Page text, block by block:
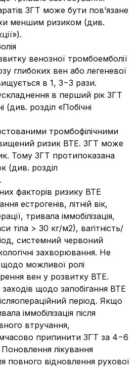
ЗГТ може бути пов’язане
меншим ризиком (див.
венозної тромбоемболії
глибоких вен або легеневої
в 1, 3−3 рази.
в перший рік ЗГТ
(див. розділ «Побічні
тромбофілічними
ризик ВТЕ. ЗГТ може
Тому ЗГТ протипоказана
(див. розділ
факторів ризику ВТЕ
естрогенів, літній вік,
тривала іммобілізація,
тіла > 30 кг/м2), вагітність/
системний червоний
захворювання. Не
можливої ​​ролі
вен у розвитку ВТЕ.
щодо запобігання ВТЕ
період. Якщо
іммобілізація після
втручання,
припинити ЗГТ за 4−6
лікування
повного відновлення рухової